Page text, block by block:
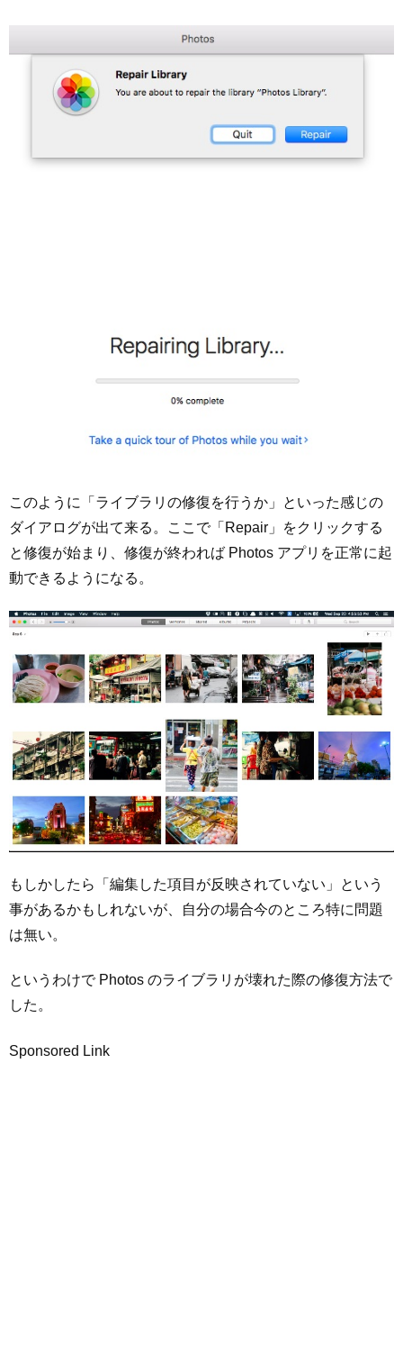
このように「ライブラリの修復を行うか」といった感じの
ダイアログが出て来る。ここで「Repair」をクリックする
と修復が始まり、修復が終われば Photos アプリを正常に起
動できるようになる。
もしかしたら「編集した項目が反映されていない」という
事があるかもしれないが、自分の場合今のところ特に問題
は無い。
というわけで Photos のライブラリが壊れた際の修復方法で
した。
Sponsored Link